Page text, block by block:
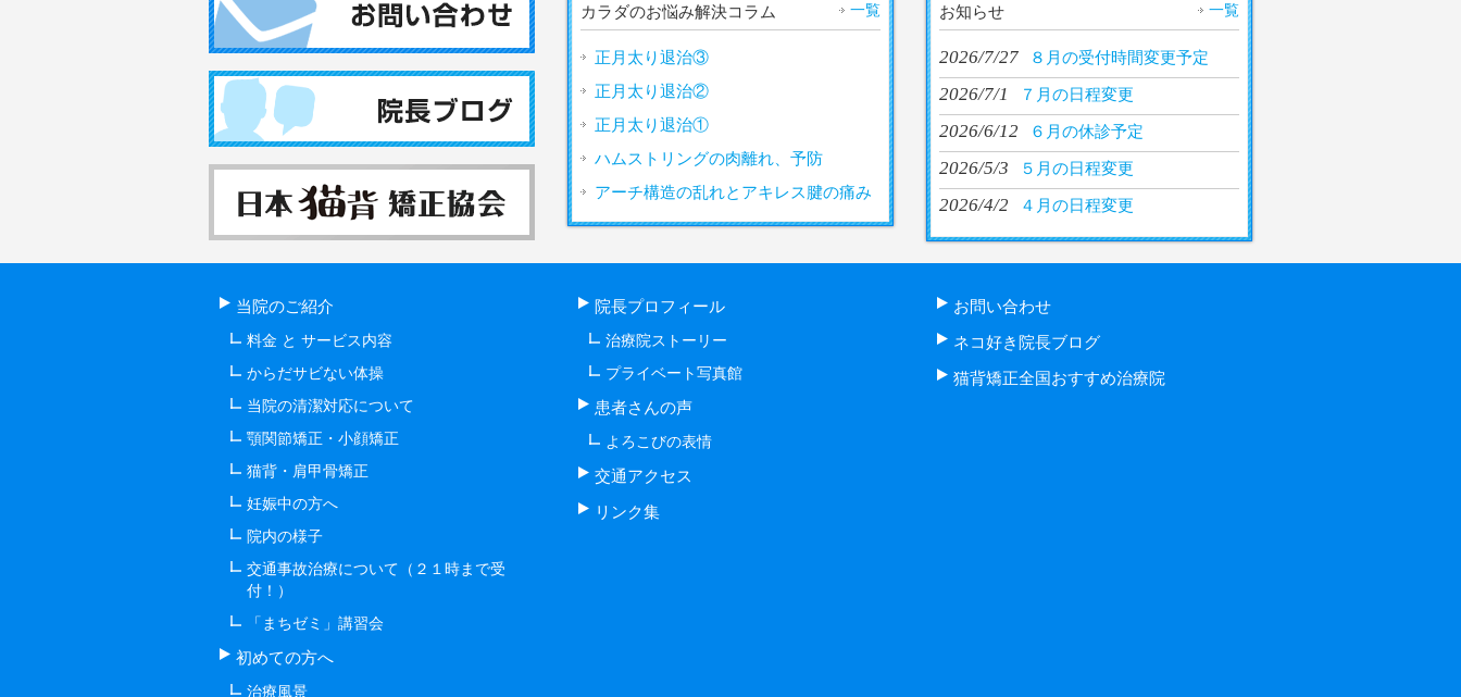
カラダのお悩み解決コラム 一覧
正月太り退治③
正月太り退治②
正月太り退治①
ハムストリングの肉離れ、予防
アーチ構造の乱れとアキレス腱の痛み
お知らせ 一覧
2026/7/27 ８月の受付時間変更予定
2026/7/1 ７月の日程変更
2026/6/12 ６月の休診予定
2026/5/3 ５月の日程変更
2026/4/2 ４月の日程変更
当院のご紹介
料金 と サービス内容
からだサビない体操
当院の清潔対応について
顎関節矯正・小顔矯正
猫背・肩甲骨矯正
妊娠中の方へ
院内の様子
交通事故治療について（２１時まで受
付！）
「まちゼミ」講習会
初めての方へ
治療風景
院長プロフィール
治療院ストーリー
プライベート写真館
患者さんの声
よろこびの表情
交通アクセス
リンク集
お問い合わせ
ネコ好き院長ブログ
猫背矯正全国おすすめ治療院